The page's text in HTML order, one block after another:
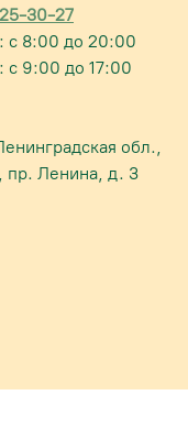
30-27
с 8:00 до 20:00
9:00 до 17:00
обл.,
пр. Ленина, д. 3